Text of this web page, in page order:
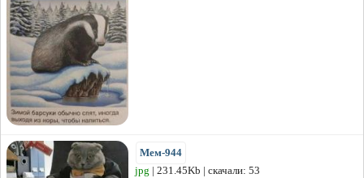
Мем-944
jpg | 231.45Kb | скачали: 53